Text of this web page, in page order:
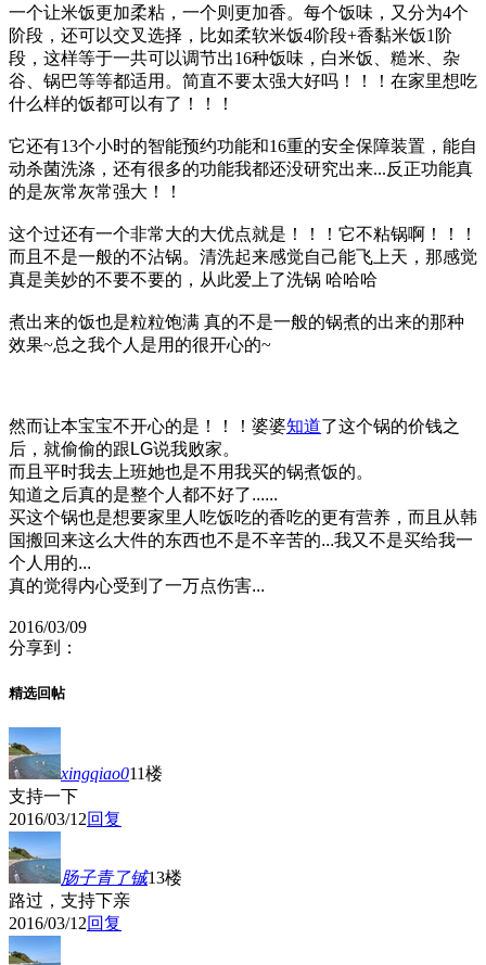
一个让米饭更加柔粘，一个则更加香。每个饭味，又分为4个
阶段，还可以交叉选择，比如柔软米饭4阶段+香黏米饭1阶
段，这样等于一共可以调节出16种饭味，白米饭、糙米、杂
谷、锅巴等等都适用。简直不要太强大好吗！！！在家里想吃
什么样的饭都可以有了！！！
它还有13个小时的智能预约功能和16重的安全保障装置，能自
动杀菌洗涤，还有很多的功能我都还没研究出来...反正功能真
的是灰常灰常强大！！
这个过还有一个非常大的大优点就是！！！它不粘锅啊！！！
而且不是一般的不沾锅。清洗起来感觉自己能飞上天，那感觉
真是美妙的不要不要的，从此爱上了洗锅 哈哈哈
煮出来的饭也是粒粒饱满 真的不是一般的锅煮的出来的那种
效果~总之我个人是用的很开心的~
然而让本宝宝不开心的是！！！婆婆知道了这个锅的价钱之
后，就偷偷的跟LG说我败家。
而且平时我去上班她也是不用我买的锅煮饭的。
知道之后真的是整个人都不好了......
买这个锅也是想要家里人吃饭吃的香吃的更有营养，而且从韩
国搬回来这么大件的东西也不是不辛苦的...我又不是买给我一
个人用的...
真的觉得内心受到了一万点伤害...
2016/03/09
分享到：
精选回帖
xingqiao011楼
支持一下
2016/03/12回复
肠子青了铖13楼
路过，支持下亲
2016/03/12回复